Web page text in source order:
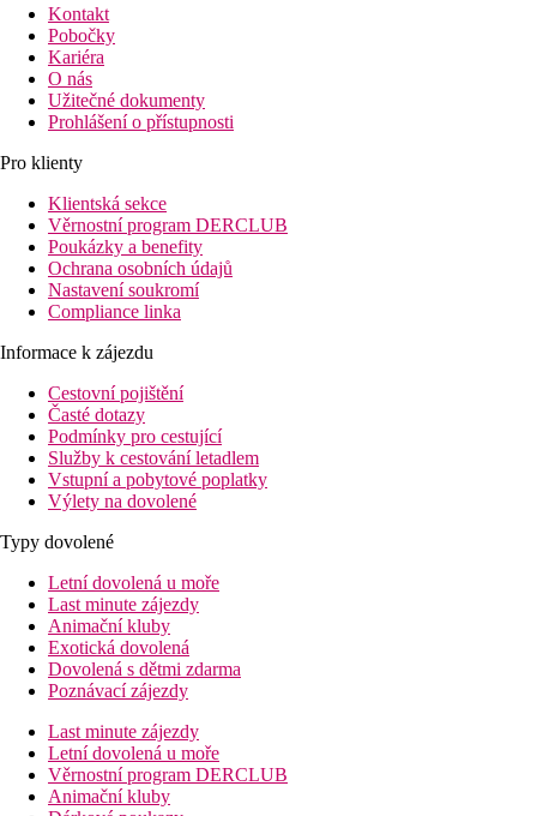
Kontakt
Pobočky
Kariéra
O nás
Užitečné dokumenty
Prohlášení o přístupnosti
Pro klienty
Klientská sekce
Věrnostní program DERCLUB
Poukázky a benefity
Ochrana osobních údajů
Nastavení soukromí
Compliance linka
Informace k zájezdu
Cestovní pojištění
Časté dotazy
Podmínky pro cestující
Služby k cestování letadlem
Vstupní a pobytové poplatky
Výlety na dovolené
Typy dovolené
Letní dovolená u moře
Last minute zájezdy
Animační kluby
Exotická dovolená
Dovolená s dětmi zdarma
Poznávací zájezdy
Last minute zájezdy
Letní dovolená u moře
Věrnostní program DERCLUB
Animační kluby